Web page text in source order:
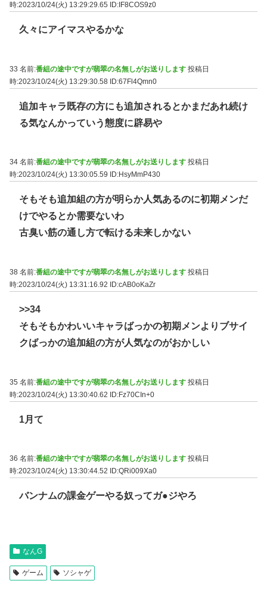
時:2023/10/24(火) 13:29:29.65
ID:IF8COS9z0
久々にアイマスやるかな
33 名前:番組の途中ですが翡翠の名無しがお送りします 投稿日
時:2023/10/24(火) 13:29:30.58 ID:67Fl4Qmn0
追加キャラ既存の方にも追加されるとかまだあれ続け
る気なんかっていう態度に辟易や
34 名前:番組の途中ですが翡翠の名無しがお送りします 投稿日
時:2023/10/24(火) 13:30:05.59
ID:HsyMmP430
そもそも追加組の方が明らか人気あるのに初期メンだ
けでやるとか需要ないわ
古臭い筋の通し方で転ける未来しかない
38 名前:番組の途中ですが翡翠の名無しがお送りします 投稿日
時:2023/10/24(火) 13:31:16.92
ID:cAB0oKaZr
>>34
そもそもかわいいキャラばっかの初期メンよりブサイ
クばっかの追加組の方が人気なのがおかしい
35 名前:番組の途中ですが翡翠の名無しがお送りします 投稿日
時:2023/10/24(火) 13:30:40.62 ID:Fz70CIn+0
1月て
36 名前:番組の途中ですが翡翠の名無しがお送りします 投稿日
時:2023/10/24(火) 13:30:44.52
ID:QRi009Xa0
バンナムの課金ゲーやる奴ってガ●ジやろ
なんG
ゲーム ソシャゲ